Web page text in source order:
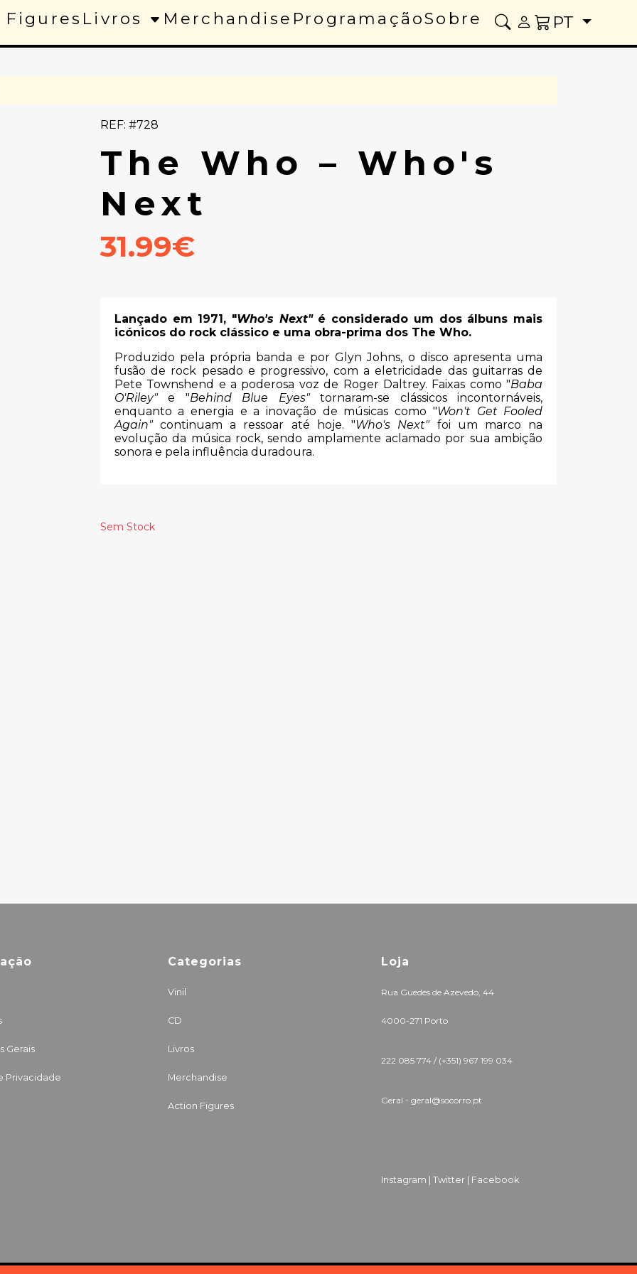
Livros Merchandise ProgramaçãoSobre PT
REF: #728
The Who – Who's
Next
31.99€
Lançado em 1971, "Who's Next" é considerado um dos álbuns mais
icónicos do rock clássico e uma obra-prima dos The Who.
Produzido pela própria banda e por Glyn Johns, o disco apresenta uma
fusão de rock pesado e progressivo, com a eletricidade das guitarras de
Pete Townshend e a poderosa voz de Roger Daltrey. Faixas como "Baba
O'Riley"e "Behind Blue Eyes"tornaram-se clássicos incontornáveis,
enquanto a energia e a inovação de músicas como "Won't Get Fooled
Again"continuam a ressoar até hoje. "Who's Next"foi um marco na
evolução da música rock, sendo amplamente aclamado por sua ambição
sonora e pela influência duradoura.
Sem Stock
Gerais
Privacidade
Categorias
Vinil
CD
Livros
Merchandise
Action Figures
Loja
Rua Guedes de Azevedo, 44
4000-271 Porto
222 085 774 / (+351) 967 199 034
Geral - geral@socorro.pt
Instagram | Twitter | Facebook